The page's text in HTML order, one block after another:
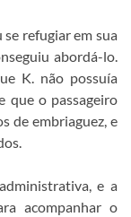
refugiar em sua
abordá-lo.
K. não possuía
que o passageiro
de embriaguez, e
e a
acompanhar o